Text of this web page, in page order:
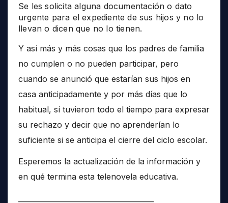
Se les solicita alguna documentación o dato
urgente para el expediente de sus hijos y no lo
llevan o dicen que no lo tienen.
Y así más y más cosas que los padres de familia
no cumplen o no pueden participar, pero
cuando se anunció que estarían sus hijos en
casa anticipadamente y por más días que lo
habitual, sí tuvieron todo el tiempo para expresar
su rechazo y decir que no aprenderían lo
suficiente si se anticipa el cierre del ciclo escolar.
Esperemos la actualización de la información y
en qué termina esta telenovela educativa.